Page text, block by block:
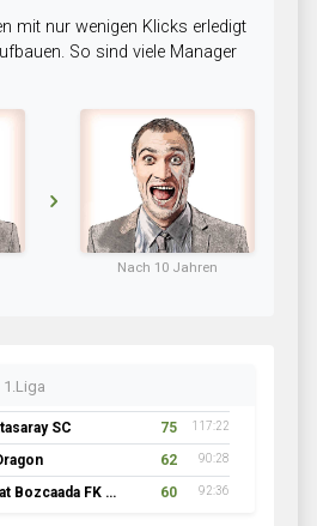
mit nur wenigen Klicks erledigt
So sind viele Manager
Nach 10 Jahren
1.Liga
SC 75 117:22
62 90:28
İnşaat Bozcaada FK 1957 60 92:36